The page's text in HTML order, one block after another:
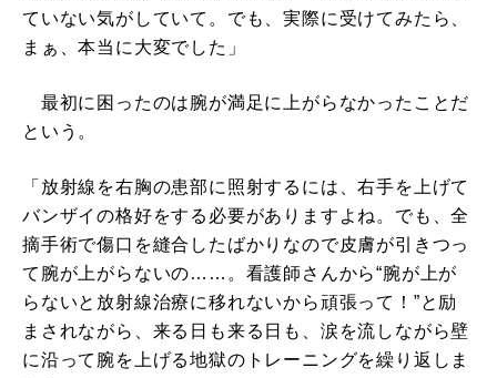
ていない気がしていて。でも、実際に受けてみたら、
まぁ、本当に大変でした」
最初に困ったのは腕が満足に上がらなかったことだ
という。
「放射線を右胸の患部に照射するには、右手を上げて
バンザイの格好をする必要がありますよね。でも、全
摘手術で傷口を縫合したばかりなので皮膚が引きつっ
て腕が上がらないの……。看護師さんから“腕が上が
らないと放射線治療に移れないから頑張って！”と励
まされながら、来る日も来る日も、涙を流しながら壁
に沿って腕を上げる地獄のトレーニングを繰り返しま